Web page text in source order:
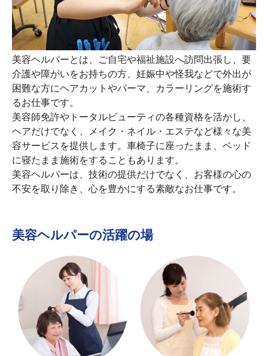
美容ヘルパーとは、ご自宅や福祉施設へ訪問出張し、要
介護や障がいをお持ちの方、妊娠中や怪我などで外出が
困難な方にヘアカットやパーマ、カラーリングを施術す
るお仕事です。
美容師免許やトータルビューティの各種資格を活かし、
ヘアだけでなく、メイク・ネイル・エステなど様々な美
容サービスを提供します。車椅子に座ったまま、ベッド
に寝たまま施術をすることもあります。
美容ヘルパーは、技術の提供だけでなく、お客様の心の
不安を取り除き、心を豊かにする素敵なお仕事です。
美容ヘルパーの活躍の場